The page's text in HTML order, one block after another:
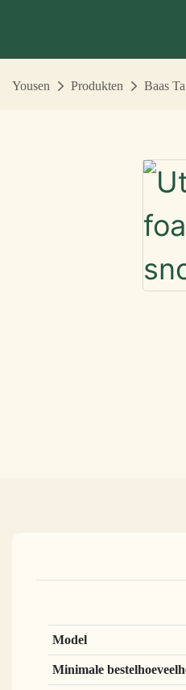
Yousen Produkten Baas
Model
Minimale